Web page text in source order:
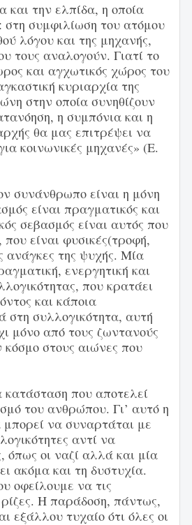
και την ελπίδα, η οποία
συμφιλίωση του ατόμου
λόγου και της μηχανής,
τους αναλογούν. Γιατί το
και αγχωτικός χώρος του
κυριαρχία της
στην οποία συνηθίζουν
η συμπόνια και η
θα μας επιτρέψει να
κοινωνικές μηχανές» (Ε.
συνάνθρωπο είναι η μόνη
είναι πραγματικός και
σεβασμός είναι αυτός που
είναι φυσικές(τροφή,
ανάγκες της ψυχής. Μία
ενεργητική και
που κρατάει
και κάποια
στη συλλογικότητα, αυτή
μόνο από τους ζωντανούς
στους αιώνες που
κατάσταση που αποτελεί
του ανθρώπου. Γι’ αυτό η
να συναρτάται με
αντί να
όπως οι ναζί αλλά και μία
ακόμα και τη δυστυχία.
οφείλουμε να τις
Η παράδοση, πάντως,
εξάλλου τυχαίο ότι όλες οι